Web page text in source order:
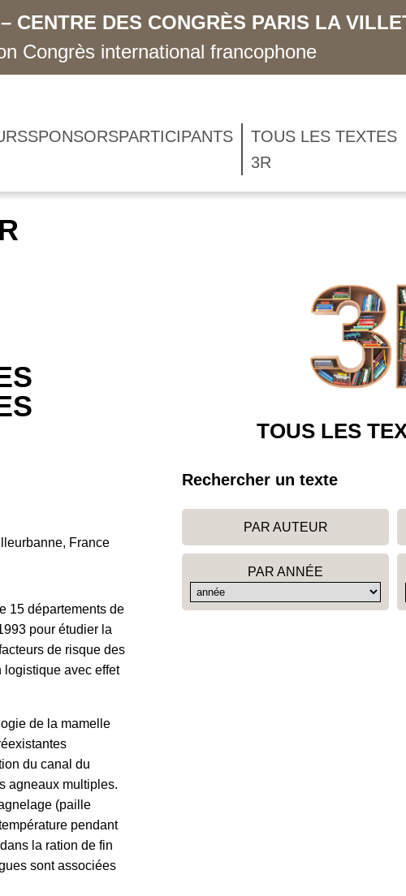
CENTRE DES CONGRÈS PARIS LA
Congrès international francophone
SPONSORSPARTICIPANTS
TOUS LES TEXTES
3R
France
15 départements de
pour étudier la
de risque des
logistique avec effet
de la mamelle
du canal du
agneaux multiples.
(paille
pendant
la ration de fin
sont associées
TOUS LES
Rechercher un texte
PAR AUTEUR
PAR ANNÉE